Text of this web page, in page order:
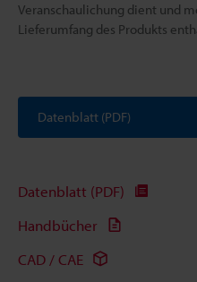
Veranschaulichung dient und
Lieferumfang des Produkts
Datenblatt (PDF)
Datenblatt (PDF)
Handbücher
CAD / CAE